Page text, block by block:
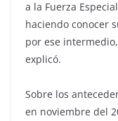
a la Fuerza
haciendo conocer
por ese
explicó.
Sobre los
en noviembre del